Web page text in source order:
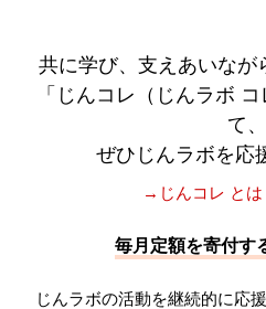
共に学び、支えあいなが
「じんコレ（じんラボ
て、
ぜひじんラボを応
→じんコレ とは
毎月定額を寄付す
じんラボの活動を継続的に応